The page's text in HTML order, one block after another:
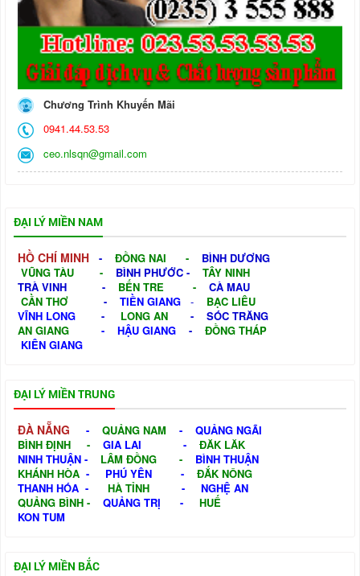
Chương Trình Khuyến Mãi
0941.44.53.53
ceo.nlsqn@gmail.com
ĐẠI LÝ MIỀN NAM
HỒ CHÍ MINH - ĐỒNG NAI - BÌNH DƯƠNG
VŨNG TÀU - BÌNH PHƯỚC - TÂY NINH
TRÀ VINH - BẾN TRE - CÀ MAU
CẦN THƠ - TIỀN GIANG - BẠC LIÊU
VĨNH LONG
- LONG AN - SÓC TRĂNG
AN GIANG
- HẬU GIANG -
ĐỒNG THÁP
KIÊN GIANG
ĐẠI LÝ MIỀN TRUNG
ĐÀ NẴNG - QUẢNG NAM - QUẢNG NGÃI
BÌNH ĐỊNH
- GIA LAI - ĐĂK LĂK
NINH THUẬN - LÂM ĐỒNG - BÌNH THUẬN
KHÁNH HÒA - PHÚ YÊN -
ĐẮK NÔNG
THANH HÓA - HÀ TỈNH -
NGHỆ AN
QUẢNG BÌNH - QUẢNG TRỊ -
HUẾ
KON TUM
ĐẠI LÝ MIỀN BẮC